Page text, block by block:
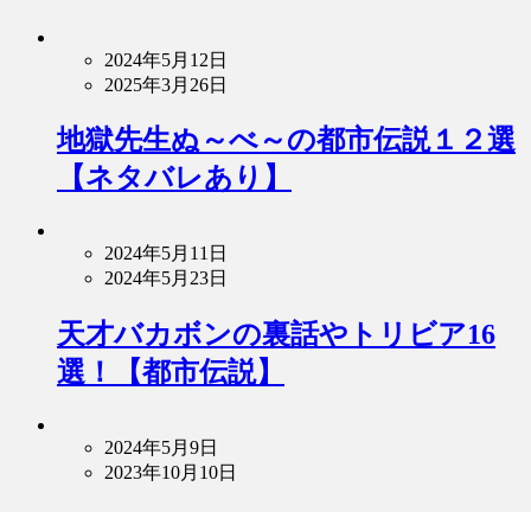
2024年5月12日
2025年3月26日
地獄先生ぬ～べ～の都市伝説１２選
【ネタバレあり】
2024年5月11日
2024年5月23日
天才バカボンの裏話やトリビア16
選！【都市伝説】
2024年5月9日
2023年10月10日